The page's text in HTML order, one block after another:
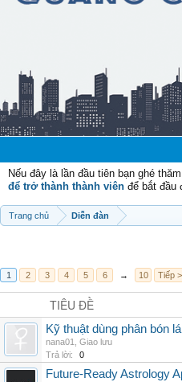
Nếu đây là lần đầu tiên bạn ghé
để trở thành thành viên để bắt đầu
Trang chủ Diễn đàn
1 2 3 4 5 6 → 10 Tiếp >
TIÊU ĐỀ
Kỹ thuật dùng phân bón
nana01
Giao lưu
Trả lời:
0
Future-Ready Astrology